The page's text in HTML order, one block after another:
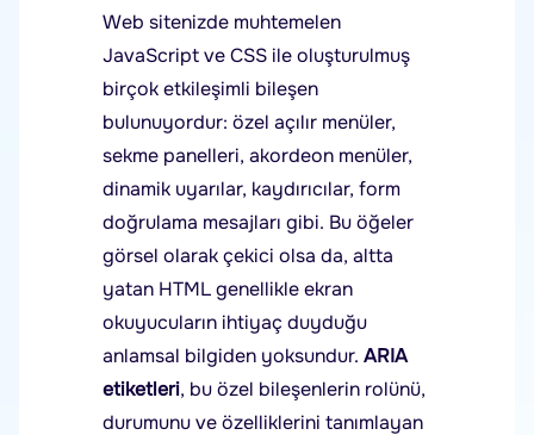
Web sitenizde muhtemelen
JavaScript ve CSS ile oluşturulmuş
birçok etkileşimli bileşen
bulunuyordur: özel açılır menüler,
sekme panelleri, akordeon menüler,
dinamik uyarılar, kaydırıcılar, form
doğrulama mesajları gibi. Bu öğeler
görsel olarak çekici olsa da, altta
yatan HTML genellikle ekran
okuyucuların ihtiyaç duyduğu
anlamsal bilgiden yoksundur. ARIA
etiketleri, bu özel bileşenlerin rolünü,
durumunu ve özelliklerini tanımlayan